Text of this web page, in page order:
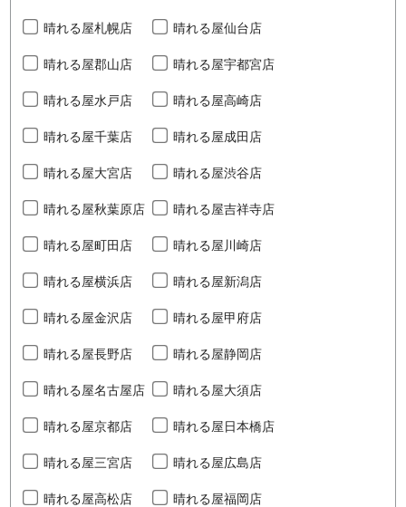
晴れる屋札幌店 晴れる屋仙台店
晴れる屋郡山店 晴れる屋宇都宮店
晴れる屋水戸店 晴れる屋高崎店
晴れる屋千葉店 晴れる屋成田店
晴れる屋大宮店 晴れる屋渋谷店
晴れる屋秋葉原店 晴れる屋吉祥寺店
晴れる屋町田店 晴れる屋川崎店
晴れる屋横浜店 晴れる屋新潟店
晴れる屋金沢店 晴れる屋甲府店
晴れる屋長野店 晴れる屋静岡店
晴れる屋名古屋店 晴れる屋大須店
晴れる屋京都店 晴れる屋日本橋店
晴れる屋三宮店 晴れる屋広島店
晴れる屋高松店 晴れる屋福岡店